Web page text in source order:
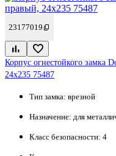
23177019
Корпус огнестойкого замка
24x235 75487
Тип замка: врезной
Назначение: для
Класс безопасности: 4